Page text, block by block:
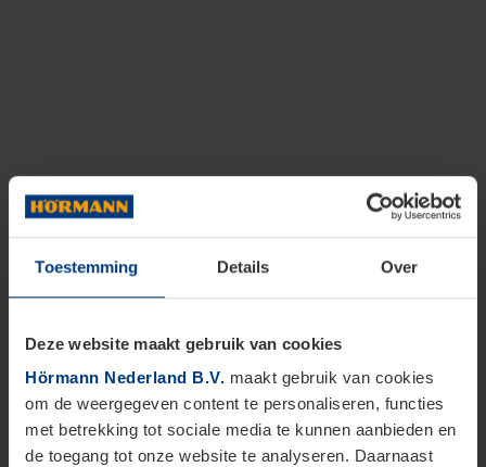
Toestemming Details Over
Deze website maakt gebruik van cookies
Hörmann Nederland B.V. maakt gebruik van cookies
om de weergegeven content te personaliseren, functies
met betrekking tot sociale media te kunnen aanbieden en
de toegang tot onze website te analyseren. Daarnaast